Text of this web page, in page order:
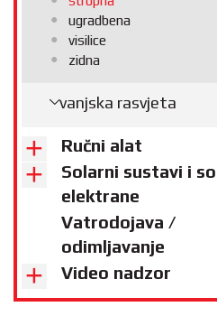
ugradbena
visilice
zidna
vanjska rasvjeta
Ručni alat
Solarni sustavi i
elektrane
Vatrodojava /
odimljavanje
Video nadzor